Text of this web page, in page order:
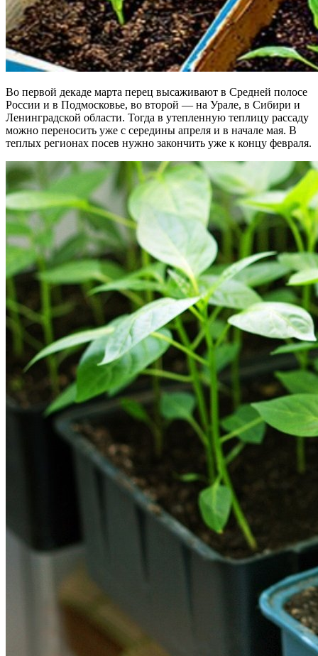
Во первой декаде марта перец высаживают в Средней полосе
России и в Подмосковье, во второй — на Урале, в Сибири и
Ленинградской области. Тогда в утепленную теплицу рассаду
можно переносить уже с середины апреля и в начале мая. В
теплых регионах посев нужно закончить уже к концу февраля.